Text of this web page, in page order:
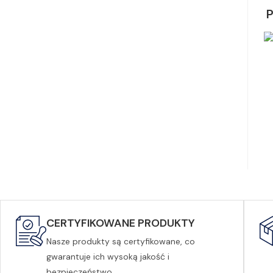
CERTYFIKOWANE PRODUKTY
Nasze produkty są certyfikowane, co
gwarantuje ich wysoką jakość i